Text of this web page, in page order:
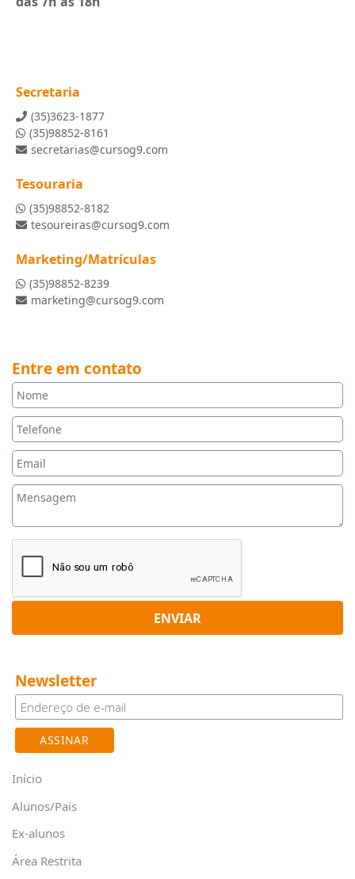
Secretaria
(35)3623-1877
(35)98852-8161
secretarias@cursog9.com
Tesouraria
(35)98852-8182
tesoureiras@cursog9.com
Marketing/Matrículas
(35)98852-8239
marketing@cursog9.com
Entre em contato
ENVIAR
Newsletter
Início
Alunos/Pais
Ex-alunos
Área Restrita